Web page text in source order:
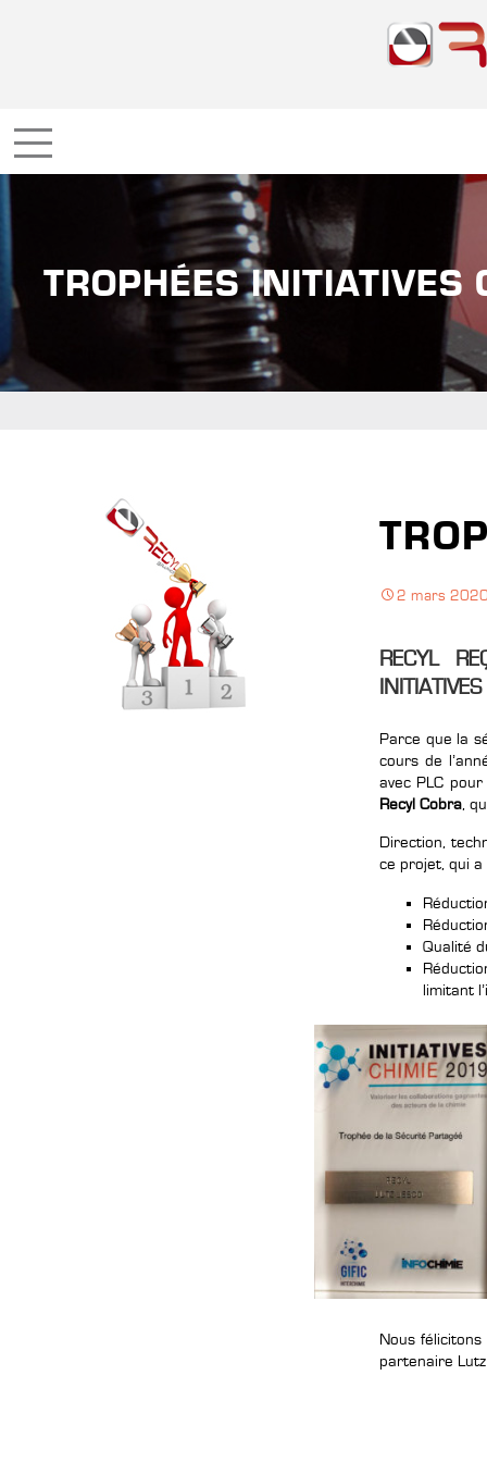
TROPHÉES INITIATIVES
2 mars
RECYL
Parce que la
cours de
avec PLC
Recyl Cobra,
Direction,
ce projet, qui
Qualité
limitant
Nous
partenaire